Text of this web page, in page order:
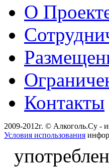
О
Контакты
2009-2012г. © Алкоголь.Су -
Условия использования